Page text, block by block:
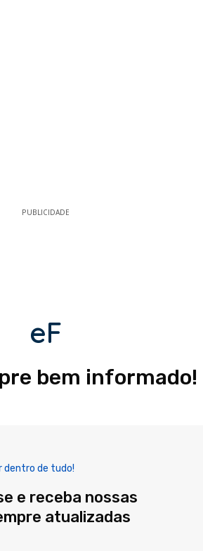
PUBLICIDADE
eF
bem informado!
dentro de tudo!
e receba nossas
atualizadas